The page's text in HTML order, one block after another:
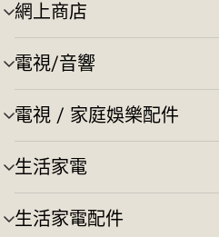
網上商店
選
單
切
換
電視/音響
選
單
切
換
電視 / 家庭娛樂配件
選
單
切
換
生活家電
選
單
切
換
生活家電配件
選